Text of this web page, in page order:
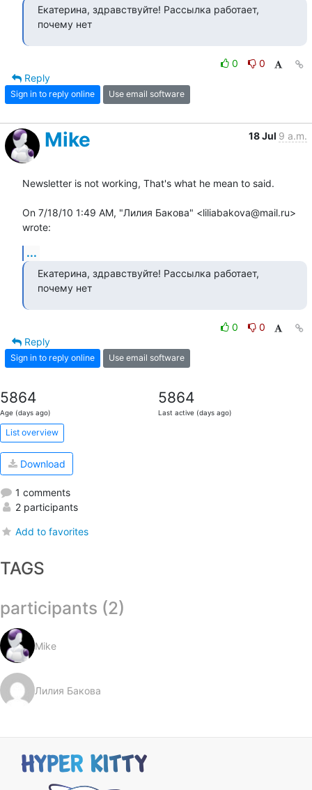
Екатерина, здравствуйте! Рассылка работает,
почему нет
0
0
Reply
Sign in to reply online Use email software
Mike 18 Jul 9 a.m.
Newsletter is not working, That's what he mean to said.
On 7/18/10 1:49 AM, "Лилия Бакова" <liliabakova@mail.ru>
wrote:
...
Екатерина, здравствуйте! Рассылка работает,
почему нет
0
0
Reply
Sign in to reply online Use email software
5864
Age (days ago)
5864
Last active (days ago)
List overview
Download
1 comments
2 participants
Add to favorites
TAGS
participants (2)
Mike
Лилия Бакова